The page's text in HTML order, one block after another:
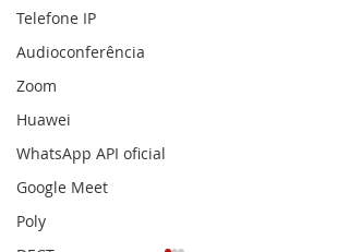
Telefone IP
Audioconferência
Zoom
Huawei
WhatsApp API oficial
Google Meet
Poly